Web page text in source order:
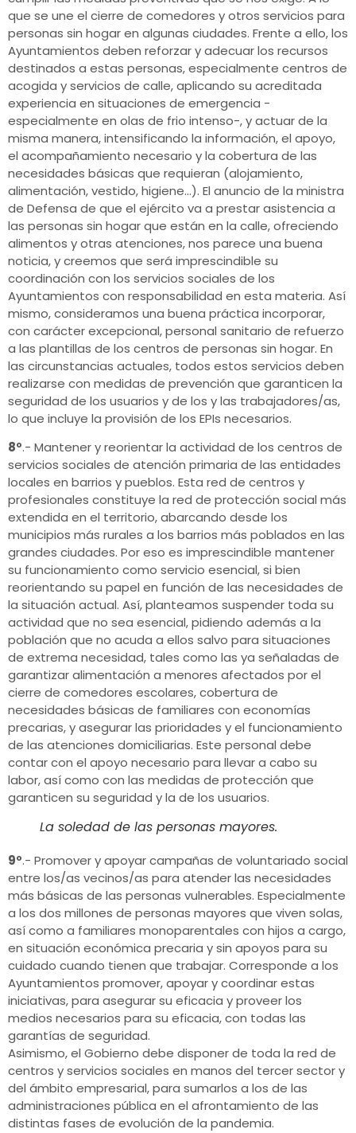
que se une el cierre de comedores y otros servicios para
personas sin hogar en algunas ciudades. Frente a ello, los
Ayuntamientos deben reforzar y adecuar los recursos
destinados a estas personas, especialmente centros de
acogida y servicios de calle, aplicando su acreditada
experiencia en situaciones de emergencia -
especialmente en olas de frio intenso-, y actuar de la
misma manera, intensificando la información, el apoyo,
el acompañamiento necesario y la cobertura de las
necesidades básicas que requieran (alojamiento,
alimentación, vestido, higiene…). El anuncio de la ministra
de Defensa de que el ejército va a prestar asistencia a
las personas sin hogar que están en la calle, ofreciendo
alimentos y otras atenciones, nos parece una buena
noticia, y creemos que será imprescindible su
coordinación con los servicios sociales de los
Ayuntamientos con responsabilidad en esta materia. Así
mismo, consideramos una buena práctica incorporar,
con carácter excepcional, personal sanitario de refuerzo
a las plantillas de los centros de personas sin hogar. En
las circunstancias actuales, todos estos servicios deben
realizarse con medidas de prevención que garanticen la
seguridad de los usuarios y de los y las trabajadores/as,
lo que incluye la provisión de los EPIs necesarios.
8º.- Mantener y reorientar la actividad de los centros de
servicios sociales de atención primaria de las entidades
locales en barrios y pueblos. Esta red de centros y
profesionales constituye la red de protección social más
extendida en el territorio, abarcando desde los
municipios más rurales a los barrios más poblados en las
grandes ciudades. Por eso es imprescindible mantener
su funcionamiento como servicio esencial, si bien
reorientando su papel en función de las necesidades de
la situación actual. Así, planteamos suspender toda su
actividad que no sea esencial, pidiendo además a la
población que no acuda a ellos salvo para situaciones
de extrema necesidad, tales como las ya señaladas de
garantizar alimentación a menores afectados por el
cierre de comedores escolares, cobertura de
necesidades básicas de familiares con economías
precarias, y asegurar las prioridades y el funcionamiento
de las atenciones domiciliarias. Este personal debe
contar con el apoyo necesario para llevar a cabo su
labor, así como con las medidas de protección que
garanticen su seguridad y la de los usuarios.
La soledad de las personas mayores.
9º.- Promover y apoyar campañas de voluntariado social
entre los/as vecinos/as para atender las necesidades
más básicas de las personas vulnerables. Especialmente
a los dos millones de personas mayores que viven solas,
así como a familiares monoparentales con hijos a cargo,
en situación económica precaria y sin apoyos para su
cuidado cuando tienen que trabajar. Corresponde a los
Ayuntamientos promover, apoyar y coordinar estas
iniciativas, para asegurar su eficacia y proveer los
medios necesarios para su eficacia, con todas las
garantías de seguridad.
Asimismo, el Gobierno debe disponer de toda la red de
centros y servicios sociales en manos del tercer sector y
del ámbito empresarial, para sumarlos a los de las
administraciones pública en el afrontamiento de las
distintas fases de evolución de la pandemia.